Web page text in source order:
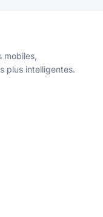
mobiles,
plus intelligentes.